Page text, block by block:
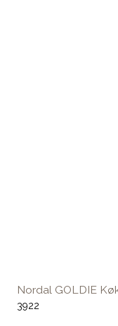
Nordal GOLDIE
3922